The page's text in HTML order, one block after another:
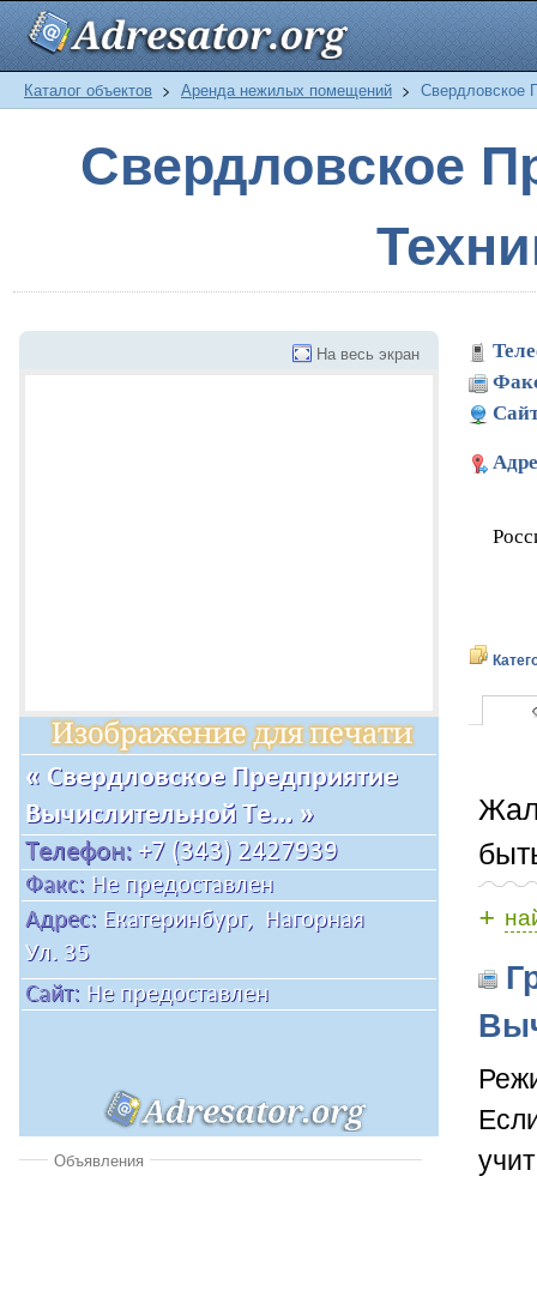
Каталог объектов > Аренда нежилых помещений > Свердловское
Свердловское
На весь экран
Объявления
+